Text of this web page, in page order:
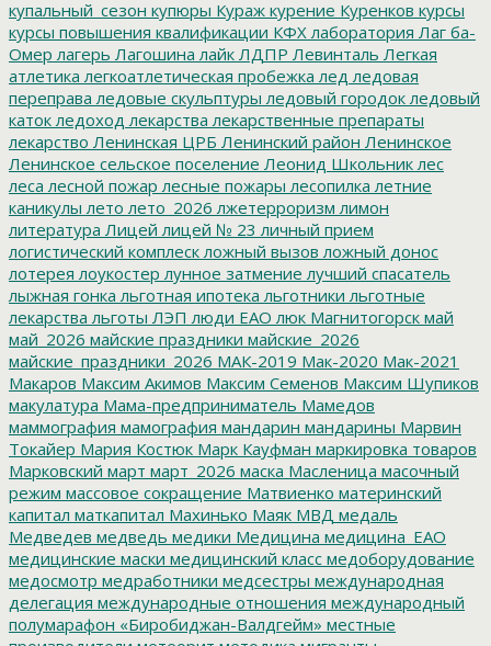
купальный_сезон купюры Кураж курение Куренков курсы
курсы повышения квалификации КФХ лаборатория Лаг ба-
Омер лагерь Лагошина лайк ЛДПР Левинталь Легкая
атлетика легкоатлетическая пробежка лед ледовая
переправа ледовые скульптуры ледовый городок ледовый
каток ледоход лекарства лекарственные препараты
лекарство Ленинская ЦРБ Ленинский район Ленинское
Ленинское сельское поселение Леонид Школьник лес
леса лесной пожар лесные пожары лесопилка летние
каникулы лето лето_2026 лжетерроризм лимон
литература Лицей лицей № 23 личный прием
логистический комплеск ложный вызов ложный донос
лотерея лоукостер лунное затмение лучший спасатель
лыжная гонка льготная ипотека льготники льготные
лекарства льготы ЛЭП люди ЕАО люк Магнитогорск май
май_2026 майские праздники майские_2026
майские_праздники_2026 МАК-2019 Мак-2020 Мак-2021
Макаров Максим Акимов Максим Семенов Максим Шупиков
макулатура Мама-предприниматель Мамедов
маммография мамография мандарин мандарины Марвин
Токайер Мария Костюк Марк Кауфман маркировка товаров
Марковский март март_2026 маска Масленица масочный
режим массовое сокращение Матвиенко материнский
капитал маткапитал Махинько Маяк МВД медаль
Медведев медведь медики Медицина медицина_ЕАО
медицинские маски медицинский класс медоборудование
медосмотр медработники медсестры международная
делегация международные отношения международный
полумарафон «Биробиджан-Валдгейм» местные